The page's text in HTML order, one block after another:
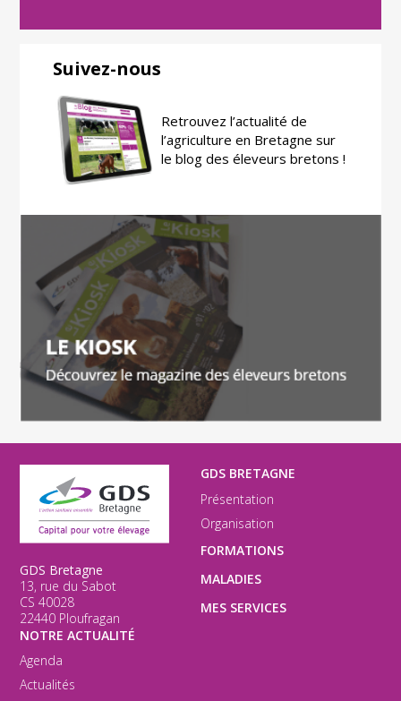
Suivez-nous
Retrouvez l’actualité de
l’agriculture en Bretagne sur
le blog des éleveurs bretons !
GDS Bretagne
13, rue du Sabot
CS 40028
22440 Ploufragan
GDS BRETAGNE
Présentation
Organisation
FORMATIONS
MALADIES
MES SERVICES
NOTRE ACTUALITÉ
Agenda
Actualités